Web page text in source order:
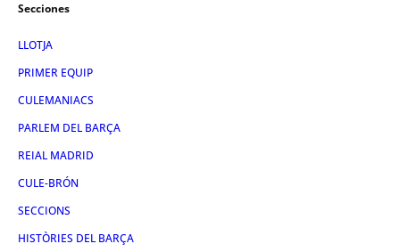
Secciones
LLOTJA
PRIMER EQUIP
CULEMANIACS
PARLEM DEL BARÇA
REIAL MADRID
CULE-BRÓN
SECCIONS
HISTÒRIES DEL BARÇA